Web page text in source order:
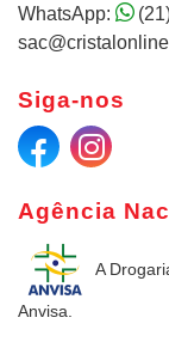
Agência
A
Anvisa.
WhatsApp:
Siga-nos